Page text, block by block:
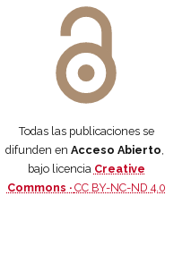
Todas las publicaciones se
difunden en Acceso Abierto
bajo licencia Creative
Commons · CC BY-NC-ND 4.0